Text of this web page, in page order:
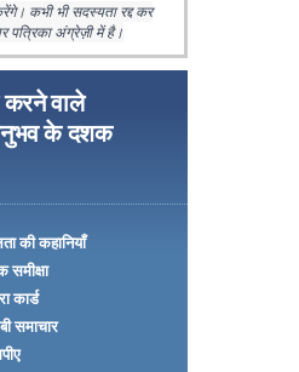
कभी भी सदस्यता रद्द कर
पत्रिका अंग्रेज़ी में है।
वाले
के दशक
की कहानियाँ
समीक्षा
कार्ड
समाचार